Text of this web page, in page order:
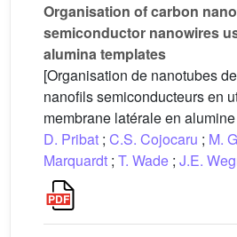
Organisation of carbon
semiconductor nanowires
alumina templates
[Organisation de nanotubes
nanofils semiconducteurs en
membrane latérale en
D. Pribat ; C.S. Cojocaru ; M.
Marquardt ; T. Wade ; J.E.